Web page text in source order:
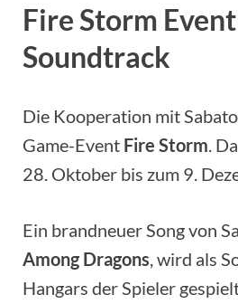
Fire Storm
Soundtrack
Die Kooperation mit
Game-Event Fire Storm .
28. Oktober bis zum 9.
Ein brandneuer Song von
Among Dragons , wird als
Hangars der Spieler